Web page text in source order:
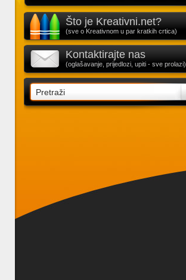
Što je Kreativni.net?
(sve o Kreativnom u par kratkih crtica)
Kontaktirajte nas
(oglašavanje, prijedlozi, upiti - sve prolazi)